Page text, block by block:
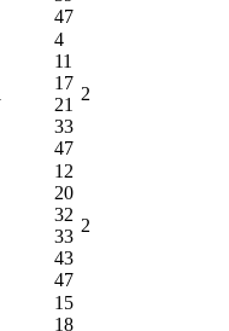
47
4
11
17
21
33
47
2
12
20
32
33
43
47
2
15
18